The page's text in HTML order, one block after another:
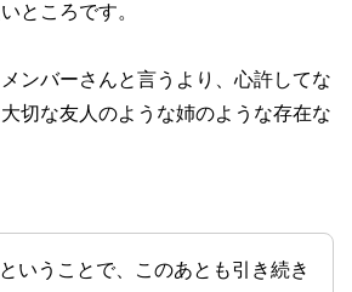
ところです。
ンバーさんと言うより、心許してな
切な友人のような姉のような存在な
ということで、このあとも引き続き